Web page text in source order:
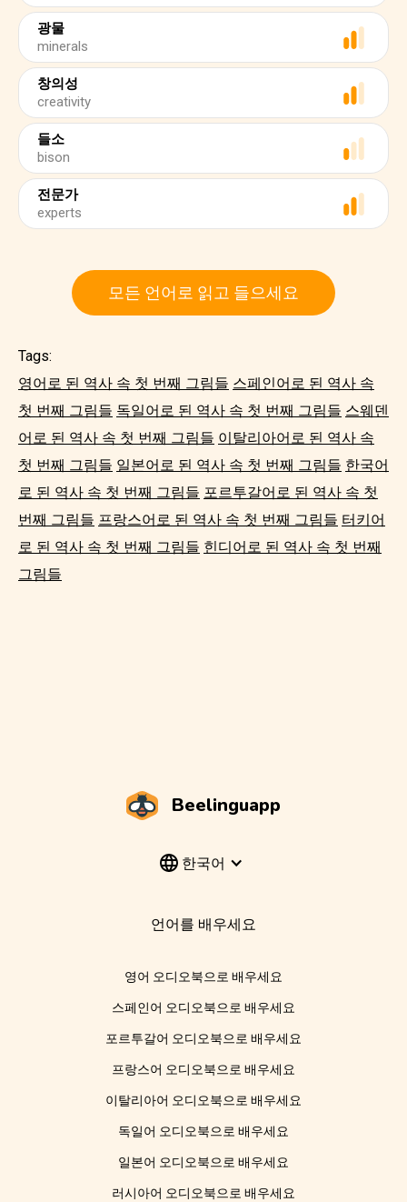
광물
minerals
창의성
creativity
들소
bison
전문가
experts
모든 언어로 읽고 들으세요
Tags:
영어로 된 역사 속 첫 번째 그림들 스페인어로 된 역사 속
첫 번째 그림들 독일어로 된 역사 속 첫 번째 그림들 스웨덴
어로 된 역사 속 첫 번째 그림들 이탈리아어로 된 역사 속
첫 번째 그림들 일본어로 된 역사 속 첫 번째 그림들 한국어
로 된 역사 속 첫 번째 그림들 포르투갈어로 된 역사 속 첫
번째 그림들 프랑스어로 된 역사 속 첫 번째 그림들 터키어
로 된 역사 속 첫 번째 그림들 힌디어로 된 역사 속 첫 번째
그림들
Beelinguapp
한국어
언어를 배우세요
영어 오디오북으로 배우세요
스페인어 오디오북으로 배우세요
포르투갈어 오디오북으로 배우세요
프랑스어 오디오북으로 배우세요
이탈리아어 오디오북으로 배우세요
독일어 오디오북으로 배우세요
일본어 오디오북으로 배우세요
러시아어 오디오북으로 배우세요